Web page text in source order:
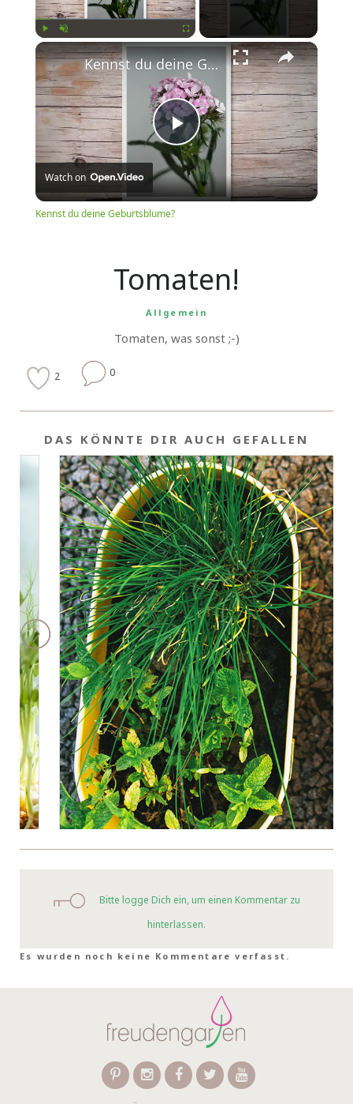
Fullscreen
Play
Video
Kennst du deine Geburtsblume?
Watch on
Kennst du deine Geburtsblume?
Tomaten!
Allgemein
Tomaten, was sonst ;-)
2 0
DAS KÖNNTE DIR AUCH GEFALLEN
Bitte logge Dich ein, um einen Kommentar zu
hinterlassen.
Es wurden noch keine Kommentare verfasst.